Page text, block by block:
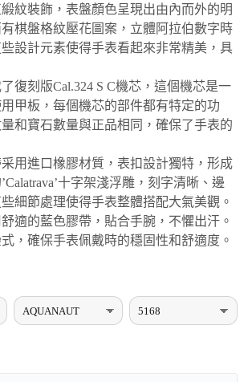
紋裝飾，表盤顏色呈現出由內而外的明
棋盤格紋壓花圖案，立體阿拉伯數字時
設計元素使得手表看起來非常精美，具
復刻版Cal.324 S C機芯，這個機芯是一
甲板，每個機芯的部件都有特定的功
和寶石數量與正品相同，確保了手表的
用進口橡膠材質，表扣設計獨特，形成
十字架淺浮雕，刻字清晰、邊
細節處理使得手表整體搭配大氣美觀‌。
適的藍色膠帶，貼合手腕，不懼出汗。
，確保手表佩戴時的穩固性和舒適度‌。